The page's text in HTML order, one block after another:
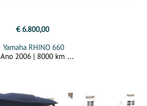
€ 6.800,00
Yamaha RHINO 660
Ano 2006 | 8000 km